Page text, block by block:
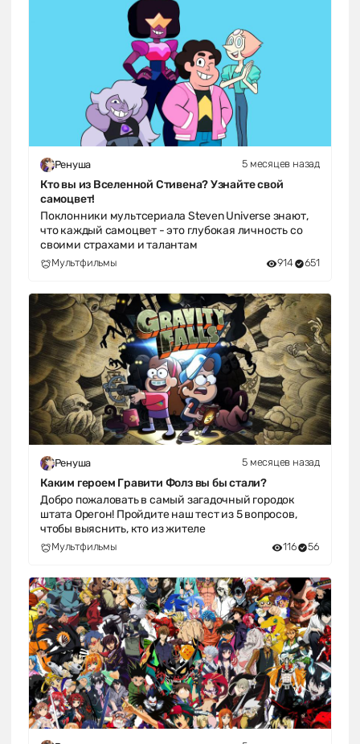
Ренуша 5 месяцев назад
Кто вы из Вселенной Стивена? Узнайте свой
самоцвет!
Поклонники мультсериала Steven Universe знают,
что каждый самоцвет - это глубокая личность со
своими страхами и талантам
Мультфильмы 914 651
Ренуша 5 месяцев назад
Каким героем Гравити Фолз вы бы стали?
Добро пожаловать в самый загадочный городок
штата Орегон! Пройдите наш тест из 5 вопросов,
чтобы выяснить, кто из жителе
Мультфильмы 116 56